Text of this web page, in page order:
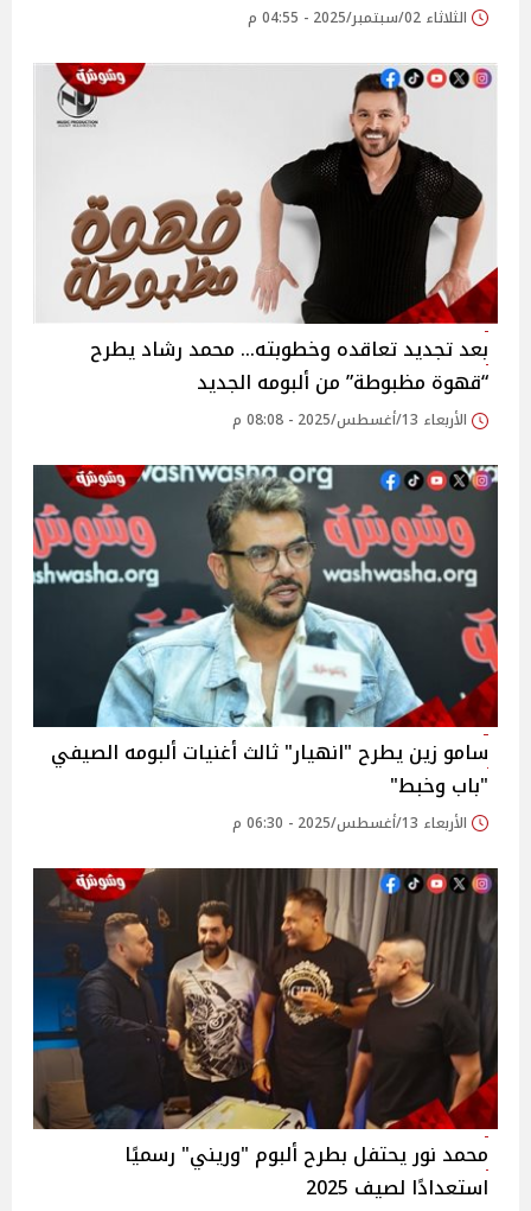
الثلاثاء 02/سبتمبر/2025 - 04:55 م
بعد تجديد تعاقده وخطوبته… محمد رشاد يطرح
“قهوة مظبوطة” من ألبومه الجديد
الأربعاء 13/أغسطس/2025 - 08:08 م
سامو زين يطرح "انهيار" ثالث أغنيات ألبومه الصيفي
"باب وخبط"
الأربعاء 13/أغسطس/2025 - 06:30 م
محمد نور يحتفل بطرح ألبوم "وريني" رسميًا
استعدادًا لصيف 2025‎